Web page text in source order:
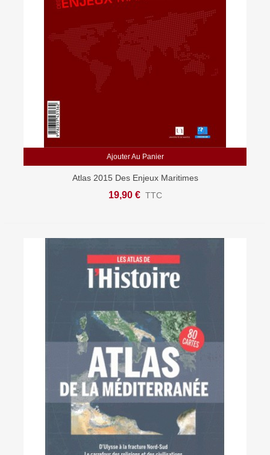
Ajouter Au Panier
Atlas 2015 Des Enjeux Maritimes
19,90 € TTC